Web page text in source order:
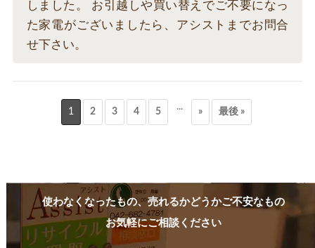
しました。 お引越しや買い替えでご不要になっ
た家電がございましたら、アシストまでお問合
せ下さい。
1 2 3 4 5 ... » 最後 »
使わなくなったもの、売れるかどうかご不安なもの
お気軽にご相談ください